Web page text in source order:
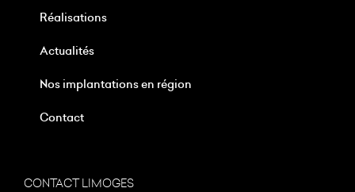
Réalisations
Actualités
Nos implantations en région
Contact
CONTACT LIMOGES